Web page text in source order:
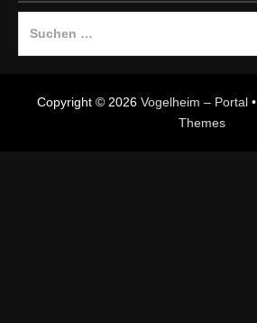
Copyright © 2026 Vogelheim – Portal•
Themes